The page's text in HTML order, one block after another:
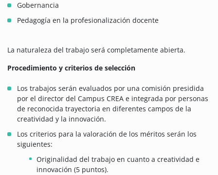
Gobernancia
Pedagogía en la profesionalización docente
La naturaleza del trabajo será completamente abierta.
Procedimiento y criterios de selección
Los trabajos serán evaluados por una comisión presidida
por el director del Campus CREA e integrada por personas
de reconocida trayectoria en diferentes campos de la
creatividad y la innovación.
Los criterios para la valoración de los méritos serán los
siguientes:
Originalidad del trabajo en cuanto a creatividad e
innovación (5 puntos).